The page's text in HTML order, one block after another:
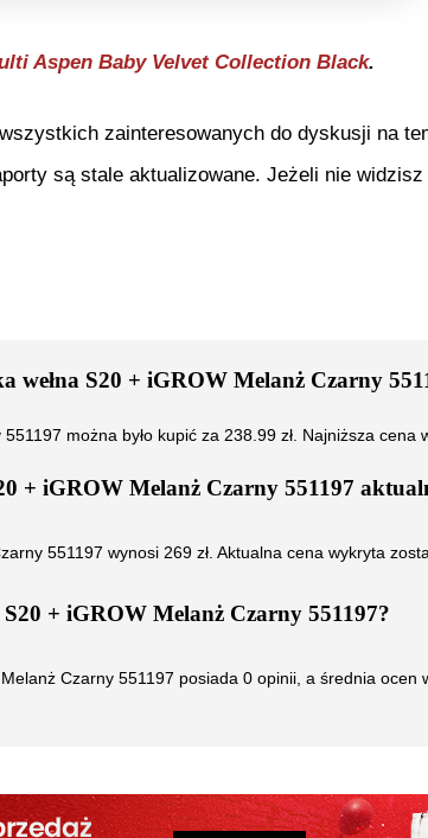
Aspen Baby Velvet Collection Black.
zainteresowanych do dyskusji na
są stale aktualizowane. Jeżeli nie
wełna S20 + iGROW Melanż Czarny
551197 można było kupić za 238.99 zł. Najniższa cena
+ iGROW Melanż Czarny 551197
551197 wynosi 269 zł. Aktualna cena wykryta
+ iGROW Melanż Czarny 551197?
Czarny 551197 posiada 0 opinii, a średnia ocen